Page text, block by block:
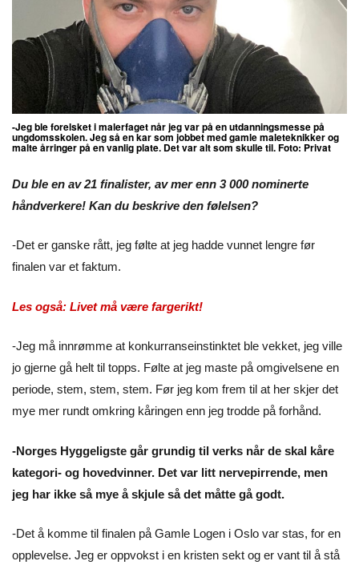
-Jeg ble forelsket i malerfaget når jeg var på en utdanningsmesse på
ungdomsskolen. Jeg så en kar som jobbet med gamle maleteknikker og
malte årringer på en vanlig plate. Det var alt som skulle til. Foto: Privat
Du ble en av 21 finalister, av mer enn 3 000 nominerte
håndverkere! Kan du beskrive den følelsen?
-Det er ganske rått, jeg følte at jeg hadde vunnet lengre før
finalen var et faktum.
Les også: Livet må være fargerikt!
-Jeg må innrømme at konkurranseinstinktet ble vekket, jeg ville
jo gjerne gå helt til topps. Følte at jeg maste på omgivelsene en
periode, stem, stem, stem. Før jeg kom frem til at her skjer det
mye mer rundt omkring kåringen enn jeg trodde på forhånd.
-Norges Hyggeligste går grundig til verks når de skal kåre
kategori- og hovedvinner. Det var litt nervepirrende, men
jeg har ikke så mye å skjule så det måtte gå godt.
-Det å komme til finalen på Gamle Logen i Oslo var stas, for en
opplevelse. Jeg er oppvokst i en kristen sekt og er vant til å stå